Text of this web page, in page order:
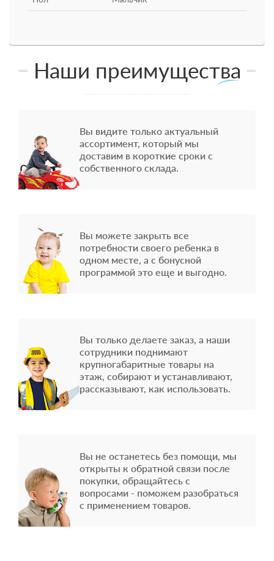
Наши преимущества
Вы видите только актуальный
ассортимент, который мы
доставим в короткие сроки с
собственного склада.
Вы можете закрыть все
потребности своего ребенка в
одном месте, а с бонусной
программой это еще и выгодно.
Вы только делаете заказ, а наши
сотрудники поднимают
крупногабаритные товары на
этаж, собирают и устанавливают,
рассказывают, как использовать.
Вы не останетесь без помощи, мы
открыты к обратной связи после
покупки, обращайтесь с
вопросами - поможем разобраться
с применением товаров.